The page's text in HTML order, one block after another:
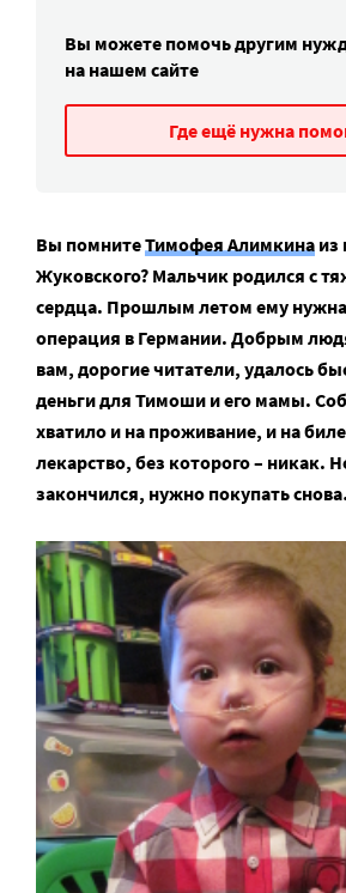
Вы можете помочь другим
на нашем сайте
Где ещё нужна
Вы помнитеТимофея Алимкина из
Жуковского? Мальчик родился с
сердца. Прошлым летом ему
операция в Германии. Добрым
вам, дорогие читатели, удалось
деньги для Тимоши и его мамы.
хватило и на проживание, и на
лекарство, без которого – никак.
закончился, нужно покупать